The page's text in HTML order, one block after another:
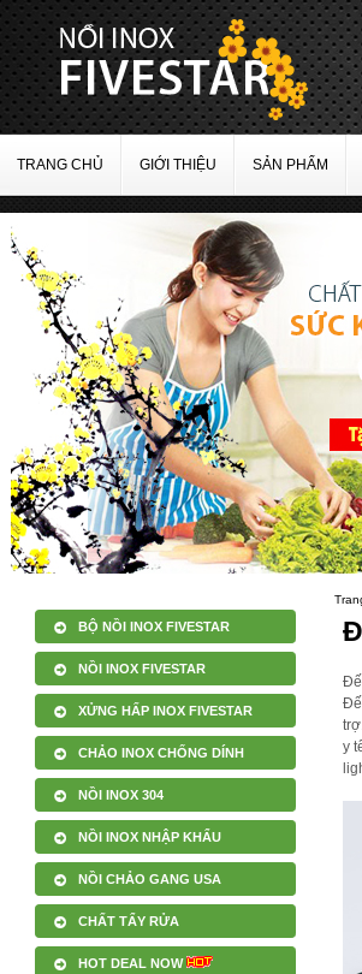
TRANG CHỦ GIỚI THIỆU SẢN PHẨM
BỘ NỒI INOX FIVESTAR
NỒI INOX FIVESTAR
XỬNG HẤP INOX FIVESTAR
CHẢO INOX CHỐNG DÍNH
NỒI INOX 304
NỒI INOX NHẬP KHẨU
NỒI CHẢO GANG USA
CHẤT TẨY RỬA
HOT DEAL NOW
y